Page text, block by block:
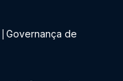
Governança de